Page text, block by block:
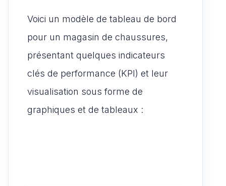
Voici un modèle de tableau de bord
pour un magasin de chaussures,
présentant quelques indicateurs
clés de performance (KPI) et leur
visualisation sous forme de
graphiques et de tableaux :